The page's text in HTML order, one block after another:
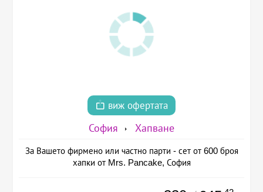
виж офертата
София Хапване
За Вашето фирмено или частно парти - сет от 600 броя
хапки от Mrs. Pancake, София